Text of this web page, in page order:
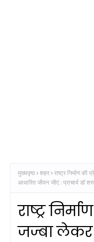
मुख्यपृष्ठ शहर राष्ट्र निर्माण
आधारित जीवन जीएं : प्राचार्य डॉ
राष्ट्र
जज्बा लेकर